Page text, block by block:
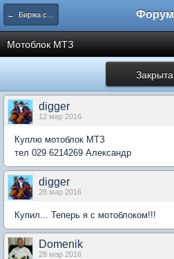
← Биржа с/х техники и оборудования Форум
Мотоблок МТЗ
Закрыта
digger
12 мар 2016
Куплю мотоблок МТЗ
тел 029 6214269 Александр
digger
28 мар 2016
Купил... Теперь я с мотоблоком!!!
Domenik
28 мар 2016